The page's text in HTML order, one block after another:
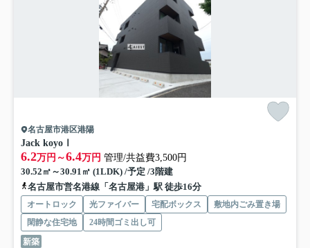
名古屋市港区港陽
Jack koyoⅠ
6.2万円～6.4万円 管理/共益費3,500円
30.52㎡～30.91㎡ (1LDK) /予定 /3階建
名古屋市営名港線「名古屋港」駅 徒歩16分
オートロック 光ファイバー 宅配ボックス
敷地内ごみ置き場
閑静な住宅地
24時間ゴミ出し可
新築